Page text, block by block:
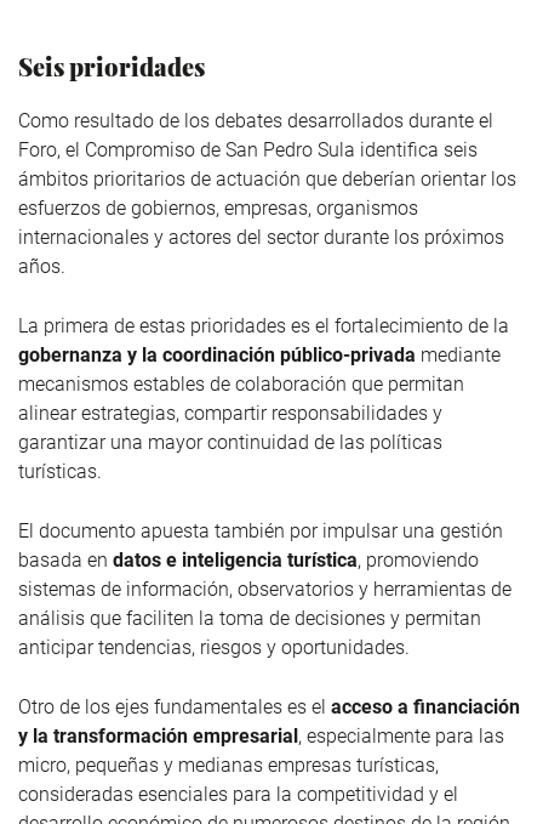
Seis prioridades
Como resultado de los debates desarrollados durante el
Foro, el Compromiso de San Pedro Sula identifica seis
ámbitos prioritarios de actuación que deberían orientar los
esfuerzos de gobiernos, empresas, organismos
internacionales y actores del sector durante los próximos
años.
La primera de estas prioridades es el fortalecimiento de la
gobernanza y la coordinación público-privada mediante
mecanismos estables de colaboración que permitan
alinear estrategias, compartir responsabilidades y
garantizar una mayor continuidad de las políticas
turísticas.
El documento apuesta también por impulsar una gestión
basada en datos e inteligencia turística, promoviendo
sistemas de información, observatorios y herramientas de
análisis que faciliten la toma de decisiones y permitan
anticipar tendencias, riesgos y oportunidades.
Otro de los ejes fundamentales es el acceso a financiación
y la transformación empresarial , especialmente para las
micro, pequeñas y medianas empresas turísticas,
consideradas esenciales para la competitividad y el